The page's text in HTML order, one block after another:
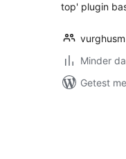
top' plugin
vurghusm
Minder
Getest